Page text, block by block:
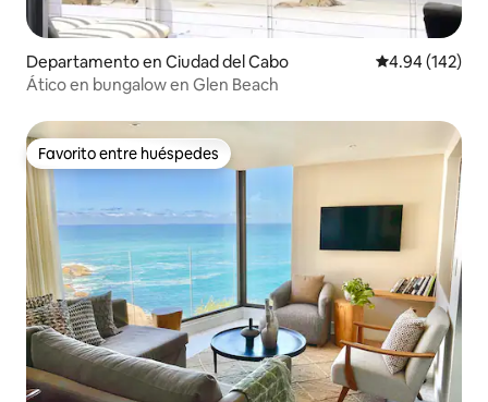
Departamento en Ciudad del Cabo Calificación
4.94 (142)
Ático en bungalow en Glen Beach
Favorito entre huéspedes
Favorito entre huéspedes